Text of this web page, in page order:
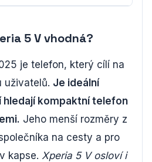
5 V vhodná?
je telefon, který cílí na
uživatelů. Je ideální
kompaktní telefon
Jeho menší rozměry z
na cesty a pro
kapse. Xperia 5 V osloví i